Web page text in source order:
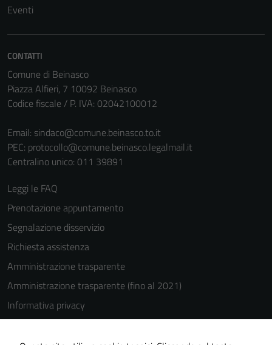
Eventi
CONTATTI
Comune di Beinasco
Piazza Alfieri, 7 10092 Beinasco
Codice fiscale / P. IVA: 02042100012
Email: sindaco@comune.beinasco.to.it
PEC: protocollo@comune.beinasco.legalmail.it
Centralino unico: 011 39891
Leggi le FAQ
Prenotazione appuntamento
Segnalazione disservizio
Richiesta assistenza
Amministrazione trasparente
Amministrazione trasparente (fino al 2021)
Informativa privacy
Cookie Policy